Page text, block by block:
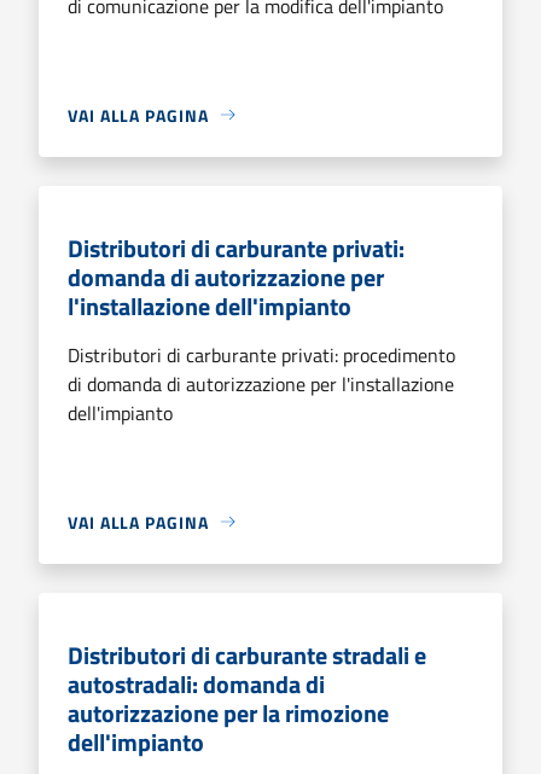
VAI ALLA PAGINA
Distributori di carburante privati:
domanda di autorizzazione per
l'installazione dell'impianto
Distributori di carburante privati: procedimento
di domanda di autorizzazione per l'installazione
dell'impianto
VAI ALLA PAGINA
Distributori di carburante stradali e
autostradali: domanda di
autorizzazione per la rimozione
dell'impianto